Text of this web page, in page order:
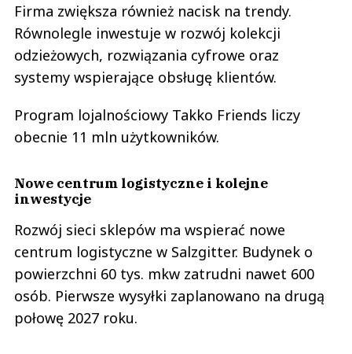
Firma zwiększa również nacisk na trendy.
Równolegle inwestuje w rozwój kolekcji
odzieżowych, rozwiązania cyfrowe oraz
systemy wspierające obsługę klientów.
Program lojalnościowy Takko Friends liczy
obecnie 11 mln użytkowników.
Nowe centrum logistyczne i kolejne
inwestycje
Rozwój sieci sklepów ma wspierać nowe
centrum logistyczne w Salzgitter. Budynek o
powierzchni 60 tys. mkw zatrudni nawet 600
osób. Pierwsze wysyłki zaplanowano na drugą
połowę 2027 roku.